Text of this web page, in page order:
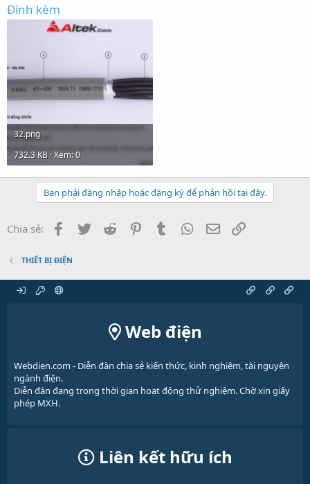
Đính kèm
32.png
732.3 KB · Xem: 0
Bạn phải đăng nhập hoặc đăng ký để phản hồi tại đây.
Chia sẻ: Facebook
Twitter Reddit PinterestTumblr WhatsApp
Email
THIẾT BỊ ĐIỆN
Web điện
Webdien.com - Diễn đàn chia sẻ kiến thức, kinh nghiệm, tài nguyên
ngành điện.
Diễn đàn đang trong thời gian hoạt động thử nghiệm. Chờ xin giấy
phép MXH.
Liên kết hữu ích